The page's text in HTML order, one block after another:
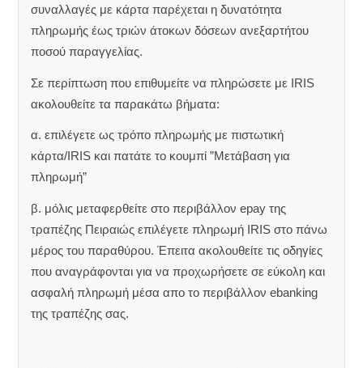
συναλλαγές με κάρτα παρέχεται η δυνατότητα
πληρωμής έως τριών άτοκων δόσεων ανεξαρτήτου
ποσού παραγγελίας.
Σε περίπτωση που επιθυμείτε να πληρώσετε με IRIS
ακολουθείτε τα παρακάτω βήματα:
α. επιλέγετε ως τρόπο πληρωμής με πιστωτική
κάρτα/IRIS και πατάτε το κουμπί ”Μετάβαση για
πληρωμή”
β. μόλις μεταφερθείτε στο περιβάλλον epay της
τραπέζης Πειραιώς επιλέγετε πληρωμή IRIS στο πάνω
μέρος του παραθύρου. Έπειτα ακολουθείτε τις οδηγίες
που αναγράφονται για να προχωρήσετε σε εύκολη και
ασφαλή πληρωμή μέσα απο το περιβάλλον ebanking
της τραπέζης σας.